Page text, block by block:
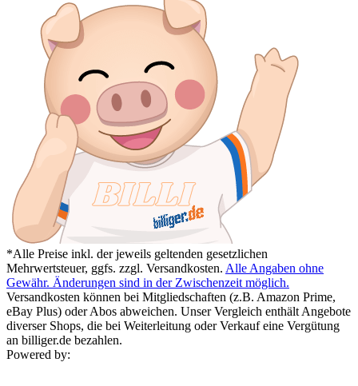
*Alle Preise inkl. der jeweils geltenden gesetzlichen
Mehrwertsteuer, ggfs. zzgl. Versandkosten. Alle Angaben ohne
Gewähr. Änderungen sind in der Zwischenzeit möglich.
Versandkosten können bei Mitgliedschaften (z.B. Amazon Prime,
eBay Plus) oder Abos abweichen. Unser Vergleich enthält Angebote
diverser Shops, die bei Weiterleitung oder Verkauf eine Vergütung
an billiger.de bezahlen.
Powered by: